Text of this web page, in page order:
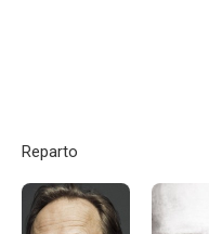
Reparto